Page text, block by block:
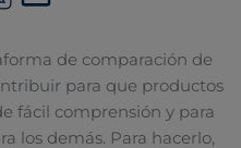
de comparación de
para que productos
fácil comprensión y para
los demás. Para hacerlo,